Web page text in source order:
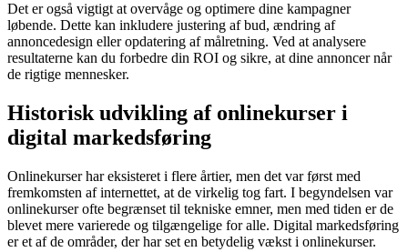
Det er også vigtigt at overvåge og optimere dine kampagner
løbende. Dette kan inkludere justering af bud, ændring af
annoncedesign eller opdatering af målretning. Ved at analysere
resultaterne kan du forbedre din ROI og sikre, at dine annoncer når
de rigtige mennesker.
Historisk udvikling af onlinekurser i
digital markedsføring
Onlinekurser har eksisteret i flere årtier, men det var først med
fremkomsten af internettet, at de virkelig tog fart. I begyndelsen var
onlinekurser ofte begrænset til tekniske emner, men med tiden er de
blevet mere varierede og tilgængelige for alle. Digital markedsføring
er et af de områder, der har set en betydelig vækst i onlinekurser.